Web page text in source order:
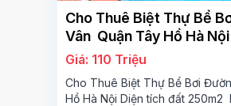
Cho Thuê Biệt Thự Bể
Vân Quận Tây Hồ Hà Nội
Giá: 110 Triệu
Cho Thuê Biệt Thự Bể Bơi
Hồ Hà Nội Diện tích đất 250m2